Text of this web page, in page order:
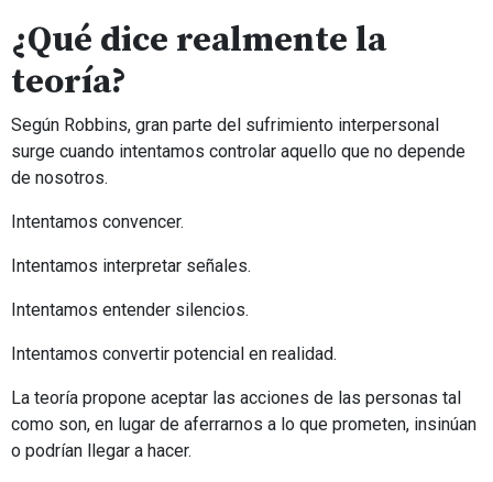
¿Qué dice realmente la
teoría?
Según Robbins, gran parte del sufrimiento interpersonal
surge cuando intentamos controlar aquello que no depende
de nosotros.
Intentamos convencer.
Intentamos interpretar señales.
Intentamos entender silencios.
Intentamos convertir potencial en realidad.
La teoría propone aceptar las acciones de las personas tal
como son, en lugar de aferrarnos a lo que prometen, insinúan
o podrían llegar a hacer.